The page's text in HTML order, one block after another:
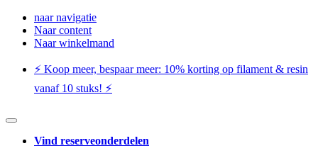
naar navigatie
Naar content
Naar winkelmand
⚡️ Koop meer, bespaar meer: ​​10% korting op filament & resin
vanaf 10 stuks! ⚡️
Vind reserveonderdelen